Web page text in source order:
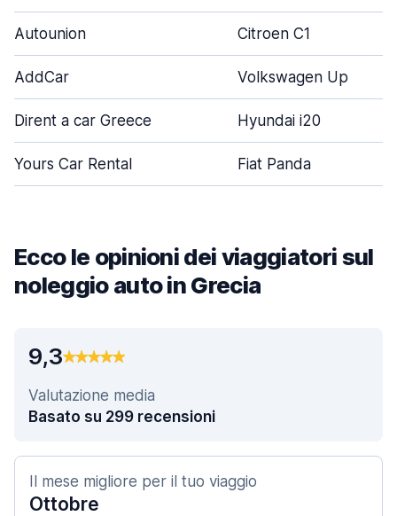
Autounion Citroen C1
AddCar Volkswagen Up
Dirent a car Greece Hyundai i20
Yours Car Rental Fiat Panda
Ecco le opinioni dei viaggiatori sul
noleggio auto in Grecia
9,3
Valutazione media
Basato su 299 recensioni
Il mese migliore per il tuo viaggio
Ottobre